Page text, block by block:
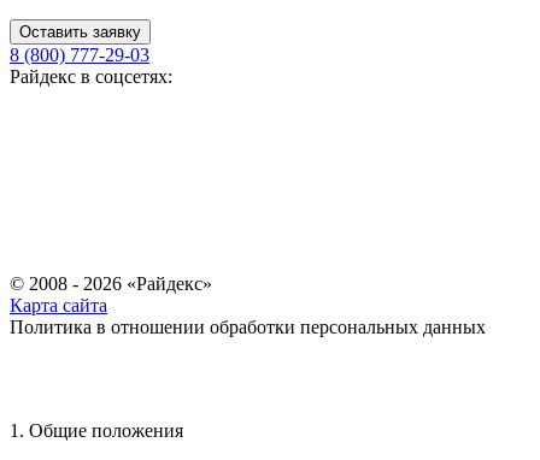
Оставить заявку
8 (800) 777-29-03
Райдекс в соцсетях:
© 2008 - 2026 «Райдекс»
Карта сайта
Политика в отношении обработки персональных данных
1. Общие положения